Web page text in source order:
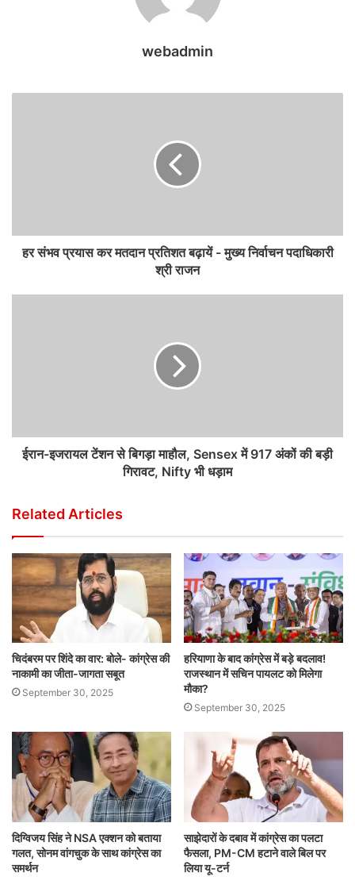
webadmin
हर संभव प्रयास कर मतदान प्रतिशत बढ़ायें - मुख्य निर्वाचन पदाधिकारी
श्री राजन
ईरान-इजरायल टेंशन से बिगड़ा माहौल, Sensex में 917 अंकों की बड़ी
गिरावट, Nifty भी धड़ाम
Related Articles
चिदंबरम पर शिंदे का वार: बोले- कांग्रेस की
नाकामी का जीता-जागता सबूत
September 30, 2025
हरियाणा के बाद कांग्रेस में बड़े बदलाव!
राजस्थान में सचिन पायलट को मिलेगा
मौका?
September 30, 2025
दिग्विजय सिंह ने NSA एक्शन को बताया
गलत, सोनम वांगचुक के साथ कांग्रेस का
समर्थन
साझेदारों के दबाव में कांग्रेस का पलटा
फैसला, PM-CM हटाने वाले बिल पर
लिया यू-टर्न